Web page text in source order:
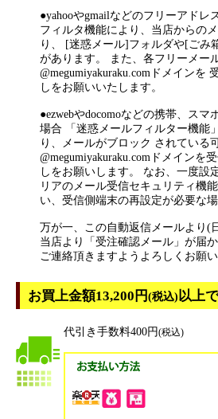
●yahooやgmailなどのフリーアドレ
フィルタ機能により、当店からの
り、 [迷惑メール]フォルダや[ごみ
があります。 また、各フリーメー
@megumiyakuraku.comドメインを
しをお願いいたします。
●ezwebやdocomoなどの携帯、ス
場合 「迷惑メールフィルター機能
り、メールがブロック されている
@megumiyakuraku.comドメインを
しをお願いします。 なお、一度設
リアのメール受信セキュリティ機
い、受信側端末の再設定が必要な
万が一、この自動返信メールより(
当店より「受注確認メール」が届
ご連絡頂きますようよろしくお願い
お買上金額13,200円(税込)以上
代引き手数料400円(税込)